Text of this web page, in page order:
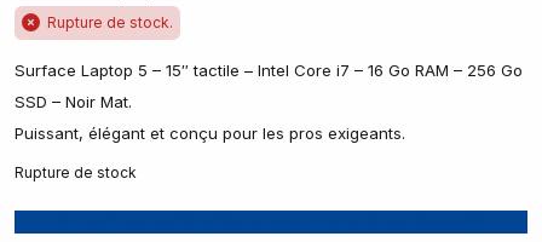
Rupture de stock.
Surface Laptop 5 – 15″ tactile – Intel Core i7 – 16 Go RAM – 256 Go
SSD – Noir Mat.
Puissant, élégant et conçu pour les pros exigeants.
Rupture de stock